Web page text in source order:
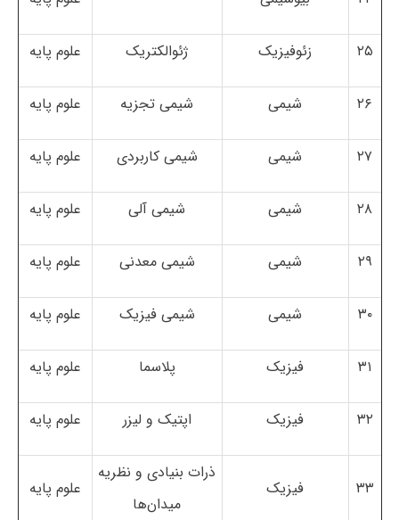
۲۵ زئوفیزیک ژئوالکتریک علوم پایه
۲۶ شیمی شیمی تجزیه علوم پایه
۲۷ شیمی شیمی کاربردی علوم پایه
۲۸ شیمی شیمی آلی علوم پایه
۲۹ شیمی شیمی معدنی علوم پایه
۳۰ شیمی شیمی فیزیک علوم پایه
۳۱ فیزیک پلاسما علوم پایه
۳۲ فیزیک اپتیک و لیزر علوم پایه
۳۳ فیزیک
ذرات بنیادی و نظریه
میدان‌ها
علوم پایه